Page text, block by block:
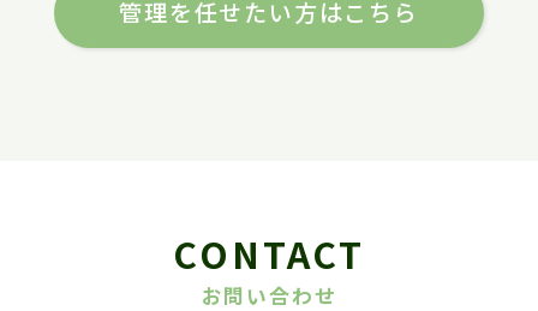
管理を任せたい方はこちら
CONTACT
お問い合わせ